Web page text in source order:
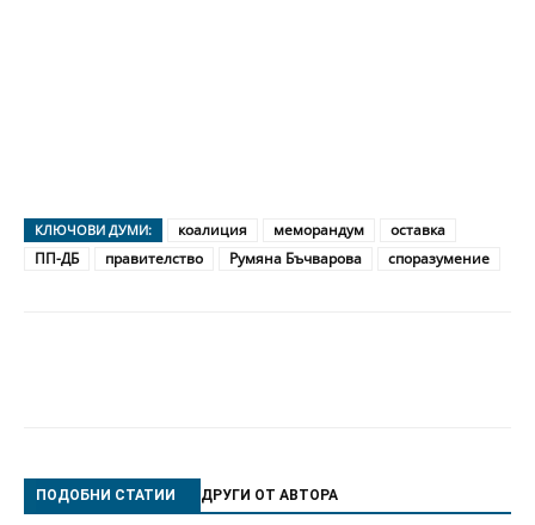
КЛЮЧОВИ ДУМИ: коалиция меморандум
оставка
ПП-ДБ
правителство Румяна Бъчварова споразумение
ПОДОБНИ СТАТИИ ДРУГИ ОТ АВТОРА